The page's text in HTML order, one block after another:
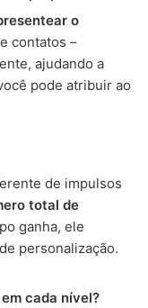
o
contatos –
ajudando a
pode atribuir ao
de impulsos
total de
ganha, ele
personalização.
cada nível?